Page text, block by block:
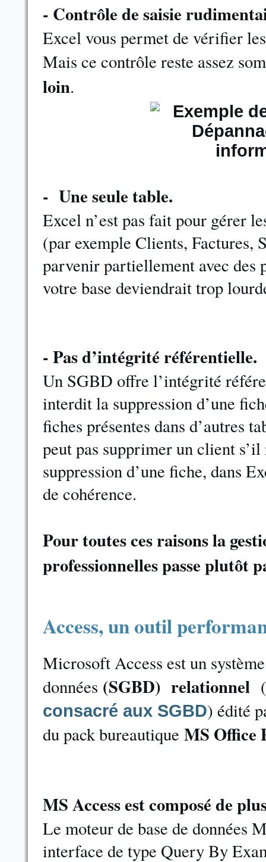
- Contrôle de saisie
Excel vous permet de vérifier
Mais ce contrôle reste assez
loin.
- Une seule table.
Excel n’est pas fait pour gérer
(par exemple Clients, Factures,
parvenir partiellement avec des
votre base deviendrait trop
- Pas d’intégrité référentielle.
Un SGBD offre l’intégrité
interdit la suppression d’une
fiches présentes dans d’autres
peut pas supprimer un client
suppression d’une fiche, dans
de cohérence.
Pour toutes ces raisons la
professionnelles passe plutôt
Access, un outil
Microsoft Access est un
données (SGBD) relationnel (
consacré aux SGBD) édité
du pack bureautique MS Office
MS Access est composé de
Le moteur de base de données
interface de type Query By